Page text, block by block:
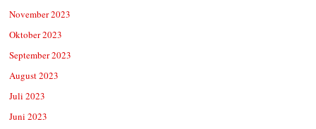
November 2023
Oktober 2023
September 2023
August 2023
Juli 2023
Juni 2023